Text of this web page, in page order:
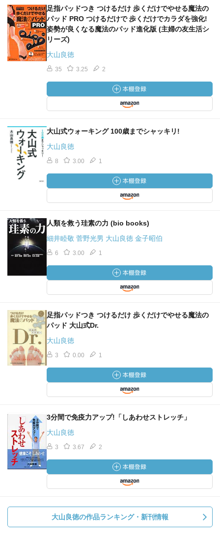
足指パッドつき つけるだけ 歩くだけでやせる魔法の
パッド PRO つけるだけで 歩くだけでカラダを強化!
姿勢が良くなる魔法のパッド進化版 (主婦の友生活シ
リーズ)
大山良徳
35 3.25 2
大山式ウォーキング 100歳までシャッキリ!
大山良徳
8 3.00 1
人類を救う珪素の力 (bio books)
細井睦敬 菅野光男 大山良徳 金子昭伯
6 3.00 1
足指パッドつき つけるだけ 歩くだけでやせる魔法の
パッド 大山式Dr.
大山良徳
3 0.00 1
3分間で免疫力アップ!「しあわせストレッチ」
大山良徳
3 3.67 2
大山良徳の作品ランキング・新刊情報